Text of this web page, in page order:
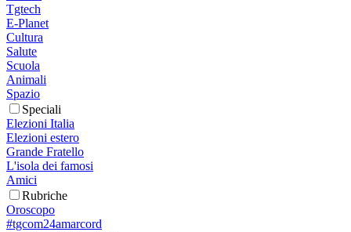
Tgtech
E-Planet
Cultura
Salute
Scuola
Animali
Spazio
Speciali
Elezioni Italia
Elezioni estero
Grande Fratello
L'isola dei famosi
Amici
Rubriche
Oroscopo
#tgcom24amarcord